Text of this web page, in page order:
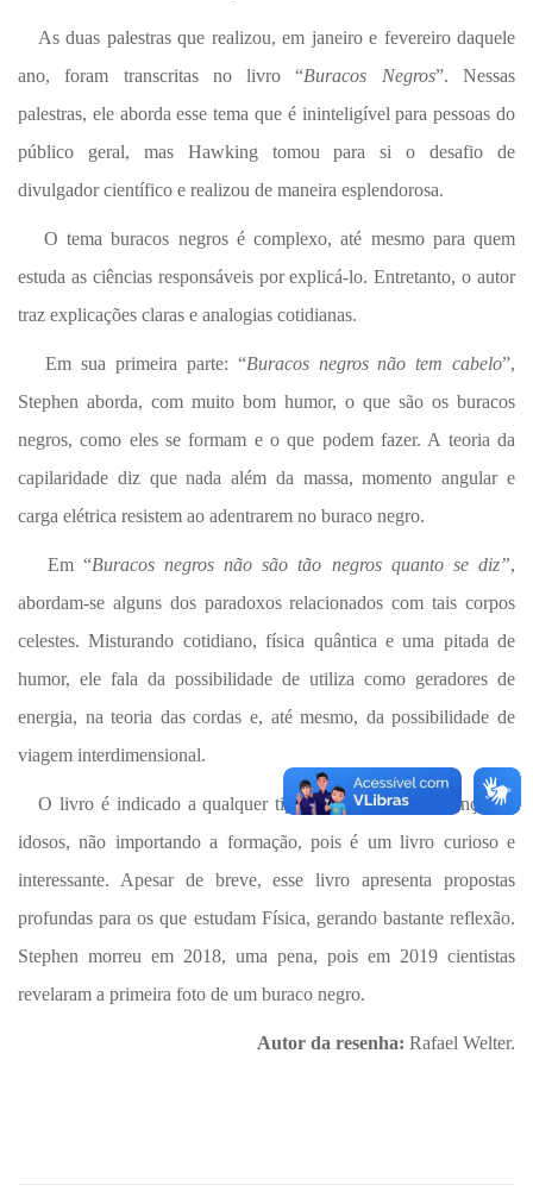
As duas palestras que realizou, em janeiro e fevereiro daquele
ano, foram transcritas no livro “Buracos Negros”. Nessas
palestras, ele aborda esse tema que é ininteligível para pessoas do
público geral, mas Hawking tomou para si o desafio de
divulgador científico e realizou de maneira esplendorosa.
O tema buracos negros é complexo, até mesmo para quem
estuda as ciências responsáveis por explicá-lo. Entretanto, o autor
traz explicações claras e analogias cotidianas.
Em sua primeira parte: “Buracos negros não tem cabelo”,
Stephen aborda, com muito bom humor, o que são os buracos
negros, como eles se formam e o que podem fazer. A teoria da
capilaridade diz que nada além da massa, momento angular e
carga elétrica resistem ao adentrarem no buraco negro.
Em “Buracos negros não são tão negros quanto se diz”,
abordam-se alguns dos paradoxos relacionados com tais corpos
celestes. Misturando cotidiano, física quântica e uma pitada de
humor, ele fala da possibilidade de utiliza como geradores de
energia, na teoria das cordas e, até mesmo, da possibilidade de
viagem interdimensional.
O livro é indicado a qualquer tipo de leitor, desde criança até
idosos, não importando a formação, pois é um livro curioso e
interessante. Apesar de breve, esse livro apresenta propostas
profundas para os que estudam Física, gerando bastante reflexão.
Stephen morreu em 2018, uma pena, pois em 2019 cientistas
revelaram a primeira foto de um buraco negro.
Autor da resenha: Rafael Welter.